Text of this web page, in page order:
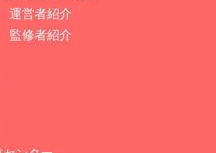
運営者紹介
監修者紹介